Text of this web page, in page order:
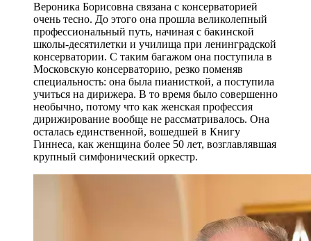
Вероника Борисовна связана с консерваторией
очень тесно. До этого она прошла великолепный
профессиональный путь, начиная с бакинской
школы-десятилетки и училища при ленинградской
консерватории. С таким багажом она поступила в
Московскую консерваторию, резко поменяв
специальность: она была пианисткой, а поступила
учиться на дирижера. В то время было совершенно
необычно, потому что как женская профессия
дирижирование вообще не рассматривалось. Она
осталась единственной, вошедшей в Книгу
Гиннеса, как женщина более 50 лет, возглавлявшая
крупный симфонический оркестр.